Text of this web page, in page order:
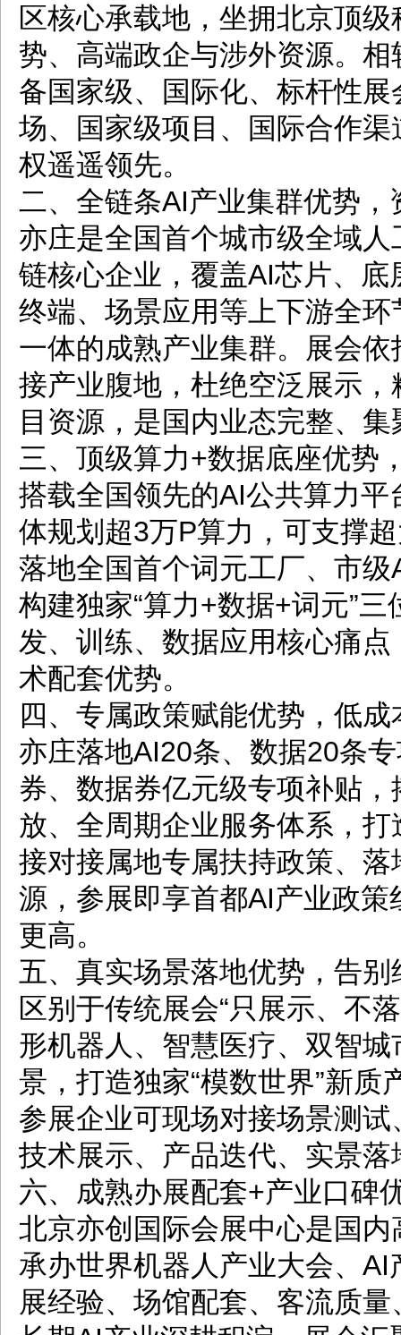
区核心承载地，坐拥北京顶
势、高端政企与涉外资源。
备国家级、国际化、标杆性
场、国家级项目、国际合作
权遥遥领先。
二、全链条AI产业集群优势，
亦庄是全国首个城市级全域
链核心企业，覆盖AI芯片、
终端、场景应用等上下游全
一体的成熟产业集群。展会
接产业腹地，杜绝空泛展示
目资源，是国内业态完整、
三、顶级算力+数据底座优势
搭载全国领先的AI公共算力
体规划超3万P算力，可支撑
落地全国首个词元工厂、市
构建独家“算力+数据+词元”
发、训练、数据应用核心痛
术配套优势。
四、专属政策赋能优势，低
亦庄落地AI20条、数据20条
券、数据券亿元级专项补贴
放、全周期企业服务体系，
接对接属地专属扶持政策、
源，参展即享首都AI产业政
更高。
五、真实场景落地优势，告别
区别于传统展会“只展示、不
形机器人、智慧医疗、双智
景，打造独家“模数世界”新
参展企业可现场对接场景测
技术展示、产品迭代、实景
六、成熟办展配套+产业口碑
北京亦创国际会展中心是国
承办世界机器人产业大会、
展经验、场馆配套、客流质